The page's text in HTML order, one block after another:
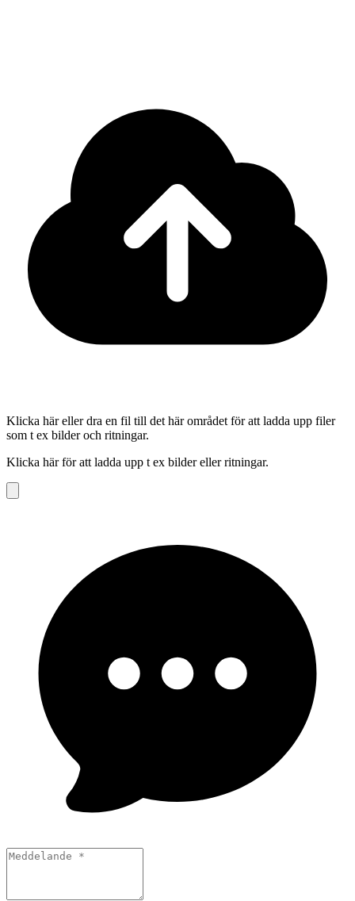
Klicka här eller dra en fil till det här området för att ladda upp filer
som t ex bilder och ritningar.
Klicka här för att ladda upp t ex bilder eller ritningar.